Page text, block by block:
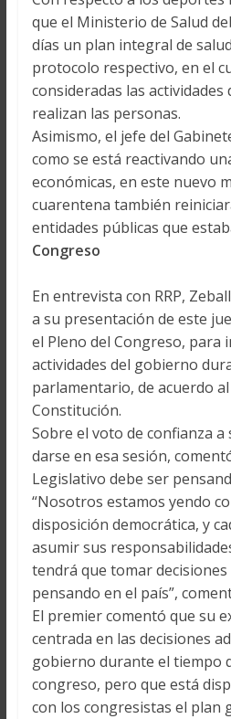
que el Ministerio de Salud
días un plan integral de
protocolo respectivo, en el
consideradas las actividades
realizan las personas.
Asimismo, el jefe del
como se está reactivando
económicas, en este nuevo
cuarentena también
entidades públicas que
Congreso
En entrevista con RRP,
a su presentación de este
el Pleno del Congreso, para
actividades del gobierno
parlamentario, de acuerdo
Constitución.
Sobre el voto de confianza
darse en esa sesión,
Legislativo debe ser
“Nosotros estamos yendo
disposición democrática, y
asumir sus
tendrá que tomar
pensando en el país”,
El premier comentó que su
centrada en las decisiones
gobierno durante el tiempo
congreso, pero que está
con los congresistas el plan